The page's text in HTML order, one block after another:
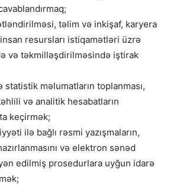
təlim və inkişaf, karyera
resursları istiqamətləri üzrə
və təkmilləşdirilməsində iştirak
statistik məlumatların toplanması,
və analitik hesabatların
keçirmək;
ilə bağlı rəsmi yazışmaların,
və elektron sənəd
edilmiş prosedurlara uyğun idarə